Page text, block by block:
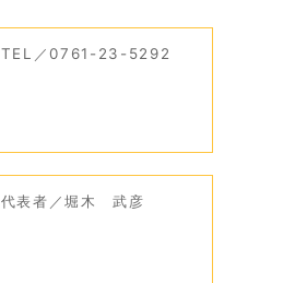
TEL／0761-23-5292
代表者／堀木 武彦